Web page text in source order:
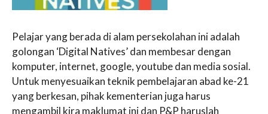
Pelajar yang berada di alam persekolahan ini adalah
golongan ‘Digital Natives’ dan membesar dengan
komputer, internet, google, youtube dan media sosial.
Untuk menyesuaikan teknik pembelajaran abad ke-21
yang berkesan, pihak kementerian juga harus
mengambil kira maklumat ini dan P&P haruslah